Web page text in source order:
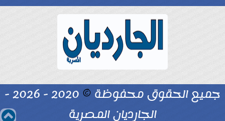
جميع الحقوق محفوظة ©
2020 - 2026 -
الجارديان المصرية